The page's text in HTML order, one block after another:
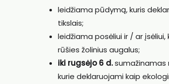
leidžiama pūdymą, kuris
tikslais;
leidžiama posėliui ir / ar
rūšies žolinius augalus;
iki rugsėjo 6 d.sumažinamas
kurie deklaruojami kaip